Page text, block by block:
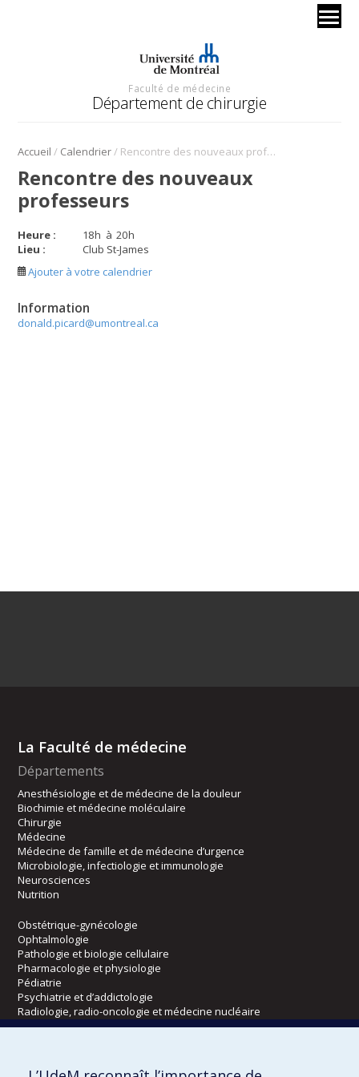
Faculté de médecine
Département de chirurgie
Accueil / Calendrier/ Rencontre des nouveaux professeurs
Rencontre des nouveaux
professeurs
Heure : 18h à 20h
Lieu :
Club St-James
Ajouter à votre calendrier
Information
donald.picard@umontreal.ca
La Faculté de médecine
Départements
Anesthésiologie et de médecine de la douleur
Biochimie et médecine moléculaire
Chirurgie
Médecine
Médecine de famille et de médecine d’urgence
Microbiologie, infectiologie et immunologie
Neurosciences
Nutrition
Obstétrique-gynécologie
Ophtalmologie
Pathologie et biologie cellulaire
Pharmacologie et physiologie
Pédiatrie
Psychiatrie et d’addictologie
Radiologie, radio-oncologie et médecine nucléaire